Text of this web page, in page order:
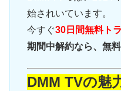
始されいています。
今すぐ30日間無料ト
期間中解約なら、無料
DMM TVの魅